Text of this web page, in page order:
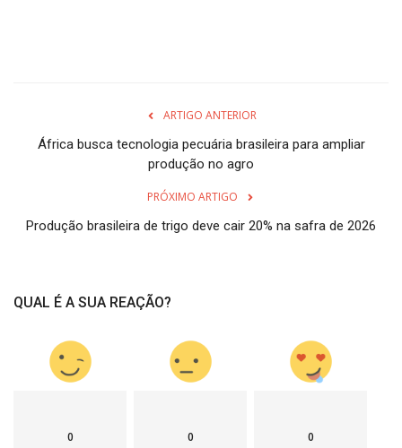
ARTIGO ANTERIOR
África busca tecnologia pecuária brasileira para ampliar
produção no agro
PRÓXIMO ARTIGO
Produção brasileira de trigo deve cair 20% na safra de 2026
QUAL É A SUA REAÇÃO?
0 0 0